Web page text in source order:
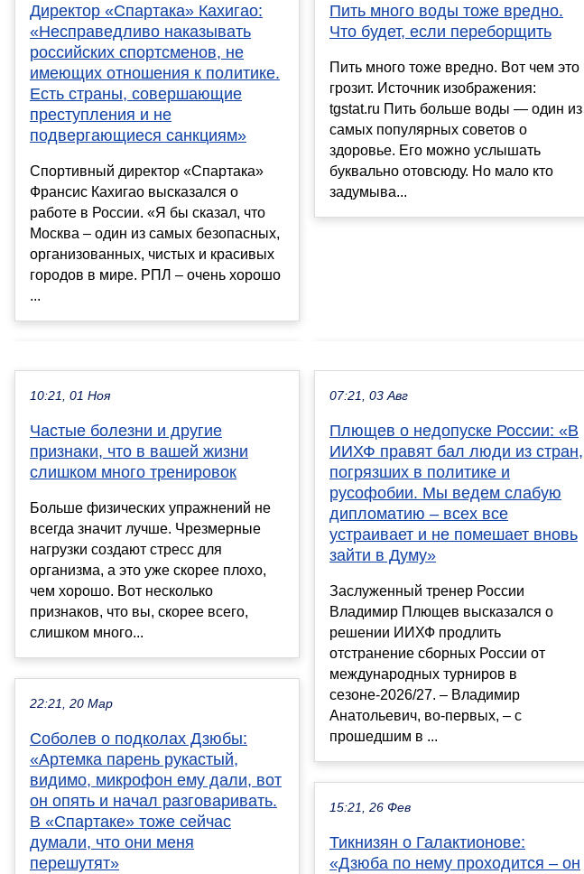
Директор «Спартака» Кахигао:
«Несправедливо наказывать
российских спортсменов, не
имеющих отношения к политике.
Есть страны, совершающие
преступления и не
подвергающиеся санкциям»
Спортивный директор «Спартака»
Франсис Кахигао высказался о
работе в России. «Я бы сказал, что
Москва – один из самых безопасных,
организованных, чистых и красивых
городов в мире. РПЛ – очень хорошо
...
Пить много воды тоже вредно.
Что будет, если переборщить
Пить много тоже вредно. Вот чем это
грозит. Источник изображения:
tgstat.ru Пить больше воды — один из
самых популярных советов о
здоровье. Его можно услышать
буквально отовсюду. Но мало кто
задумыва...
10:21, 01 Ноя
Частые болезни и другие
признаки, что в вашей жизни
слишком много тренировок
Больше физических упражнений не
всегда значит лучше. Чрезмерные
нагрузки создают стресс для
организма, а это уже скорее плохо,
чем хорошо. Вот несколько
признаков, что вы, скорее всего,
слишком много...
22:21, 20 Мар
Соболев о подколах Дзюбы:
«Артемка парень рукастый,
видимо, микрофон ему дали, вот
он опять и начал разговаривать.
В «Спартаке» тоже сейчас
думали, что они меня
перешутят»
07:21, 03 Авг
Плющев о недопуске России: «В
ИИХФ правят бал люди из стран,
погрязших в политике и
русофобии. Мы ведем слабую
дипломатию – всех все
устраивает и не помешает вновь
зайти в Думу»
Заслуженный тренер России
Владимир Плющев высказался о
решении ИИХФ продлить
отстранение сборных России от
международных турниров в
сезоне-2026/27. – Владимир
Анатольевич, во-первых, – с
прошедшим в ...
15:21, 26 Фев
Тикнизян о Галактионове:
«Дзюба по нему проходится – он